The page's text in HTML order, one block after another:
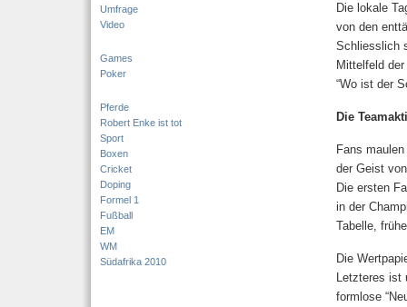
Umfrage
Video
Games
Poker
Pferde
Robert Enke ist tot
Sport
Boxen
Cricket
Doping
Formel 1
Fußball
EM
WM
Südafrika 2010
Die lokale
von den
Schliesslich
Mittelfeld
“Wo ist der
Die
Fans
der Geist
Die ersten
in der
Tabelle,
Die
Letzteres ist
formlose